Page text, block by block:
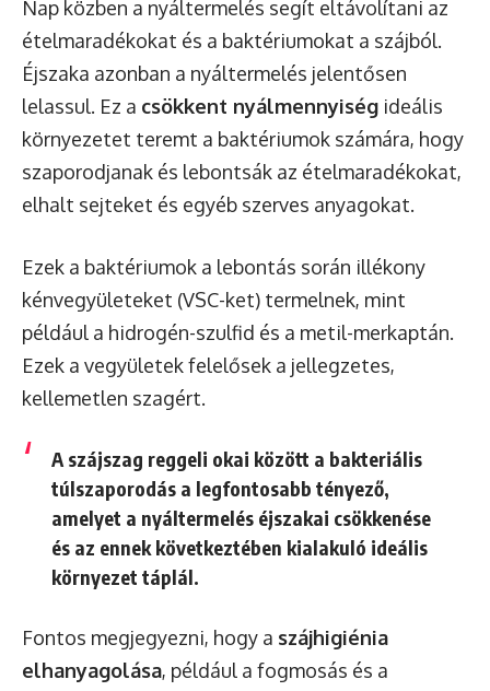
Nap közben a nyáltermelés segít eltávolítani az
ételmaradékokat és a baktériumokat a szájból.
Éjszaka azonban a nyáltermelés jelentősen
lelassul. Ez a csökkent nyálmennyiség ideális
környezetet teremt a baktériumok számára, hogy
szaporodjanak és lebontsák az ételmaradékokat,
elhalt sejteket és egyéb szerves anyagokat.
Ezek a baktériumok a lebontás során illékony
kénvegyületeket (VSC-ket) termelnek, mint
például a hidrogén-szulfid és a metil-merkaptán.
Ezek a vegyületek felelősek a jellegzetes,
kellemetlen szagért.
A szájszag reggeli okai között a bakteriális
túlszaporodás a legfontosabb tényező,
amelyet a nyáltermelés éjszakai csökkenése
és az ennek következtében kialakuló ideális
környezet táplál.
Fontos megjegyezni, hogy a szájhigiénia
elhanyagolása, például a fogmosás és a